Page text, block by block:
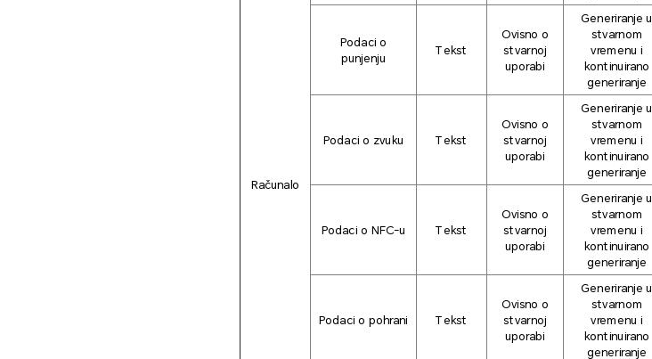
Računalo
Podaci o
punjenju
Tekst
Ovisno o
stvarnoj
uporabi
Generiranje u
stvarnom
vremenu i
kontinuirano
generiranje
Podaci o zvuku Tekst
Ovisno o
stvarnoj
uporabi
Generiranje u
stvarnom
vremenu i
kontinuirano
generiranje
Podaci o NFC-u Tekst
Ovisno o
stvarnoj
uporabi
Generiranje u
stvarnom
vremenu i
kontinuirano
generiranje
Podaci o pohrani Tekst
Ovisno o
stvarnoj
uporabi
Generiranje u
stvarnom
vremenu i
kontinuirano
generiranje